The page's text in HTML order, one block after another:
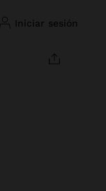
iniciar sesión